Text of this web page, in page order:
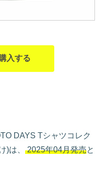
入する
DAYS Tシャツコレク
)は、 2025年04月発売と